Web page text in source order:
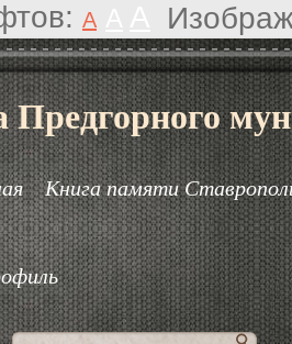
A
Предгорного
Книга памяти